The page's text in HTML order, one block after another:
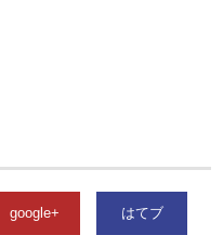
google+ はてブ